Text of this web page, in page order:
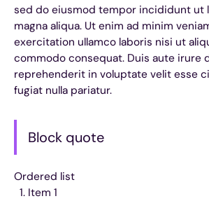
sed do eiusmod tempor incididunt ut
magna aliqua. Ut enim ad minim
exercitation ullamco laboris nisi ut
commodo consequat. Duis aute irure
reprehenderit in voluptate velit esse
fugiat nulla pariatur.
Block quote
Ordered list
Item 1